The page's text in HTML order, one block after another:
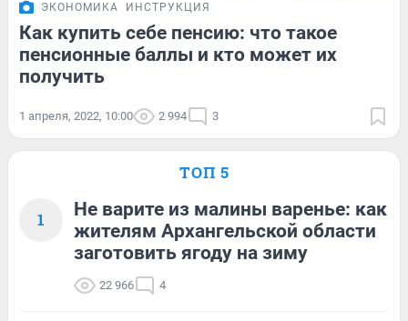
ЭКОНОМИКА ИНСТРУКЦИЯ
Как купить себе пенсию: что такое
пенсионные баллы и кто может их
получить
1 апреля, 2022, 10:00 2 994 3
ТОП 5
1
Не варите из малины варенье: как
жителям Архангельской области
заготовить ягоду на зиму
22 966 4